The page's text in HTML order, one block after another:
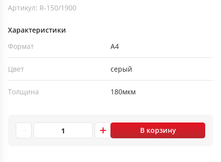
Артикул: R-150/1900
Характеристики
Формат
А4
Цвет серый
Толщина 180мкм
В корзину